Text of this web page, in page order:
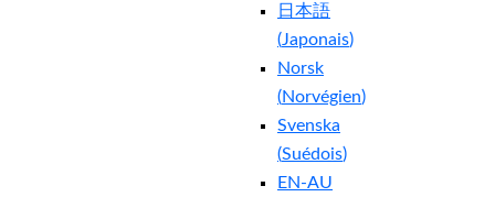
日本語
(Japonais)
Norsk
(Norvégien)
Svenska
(Suédois)
EN-AU